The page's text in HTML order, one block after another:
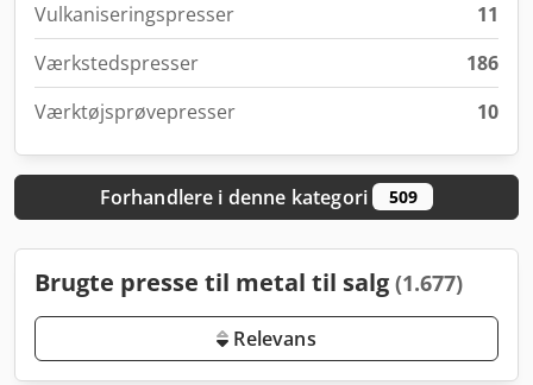
Vulkaniseringspresser
11
Værkstedspresser
186
Værktøjsprøvepresser
10
Forhandlere i denne kategori 509
Brugte presse til metal til salg (1.677)
Relevans